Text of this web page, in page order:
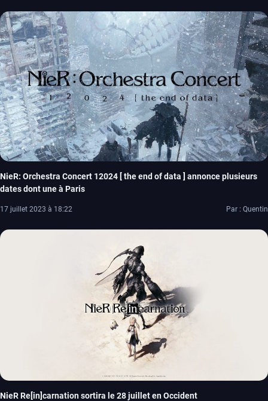
NieR: Orchestra Concert 12024 [ the end of data ] annonce plusieurs
dates dont une à Paris
17 juillet 2023 à 18:22 Par : Quentin
NieR Re[in]carnation sortira le 28 juillet en Occident